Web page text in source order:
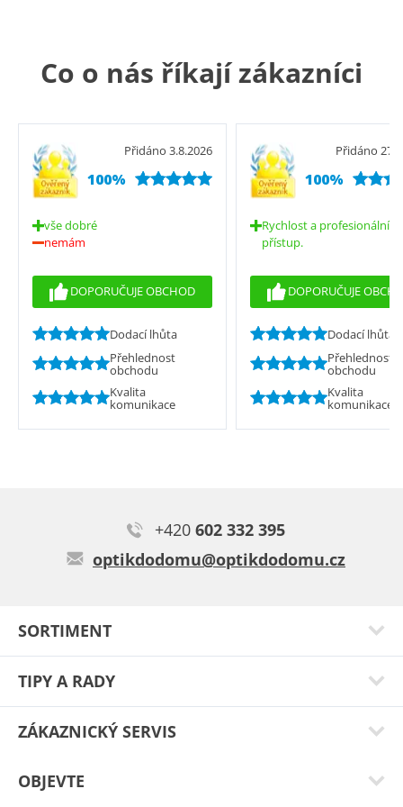
Co o nás říkají zákazníci
Přidáno 3.8.2026
100%
vše dobré
nemám
DOPORUČUJE OBCHOD
Dodací lhůta
Přehlednost
obchodu
Kvalita
komunikace
Přidáno
100%
Rychlost a profesionální
přístup.
DOPORUČUJE
Dodací lhůta
Přehlednost
obchodu
Kvalita
komunikace
SORTIMENT
TIPY A RADY
ZÁKAZNICKÝ SERVIS
OBJEVTE
+420 602 332 395
optikdodomu@optikdodomu.cz